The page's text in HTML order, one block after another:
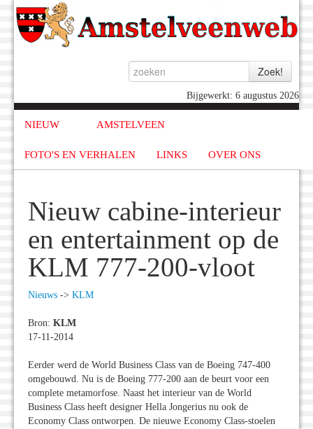
Bijgewerkt: 6 augustus 2026
NIEUW AMSTELVEEN
FOTO'S EN VERHALEN LINKS OVER ONS
Nieuw cabine-interieur
en entertainment op de
KLM 777-200-vloot
Nieuws -> KLM
Bron: KLM
17-11-2014
Eerder werd de World Business Class van de Boeing 747-400
omgebouwd. Nu is de Boeing 777-200 aan de beurt voor een
complete metamorfose. Naast het interieur van de World
Business Class heeft designer Hella Jongerius nu ook de
Economy Class ontworpen. De nieuwe Economy Class-stoelen